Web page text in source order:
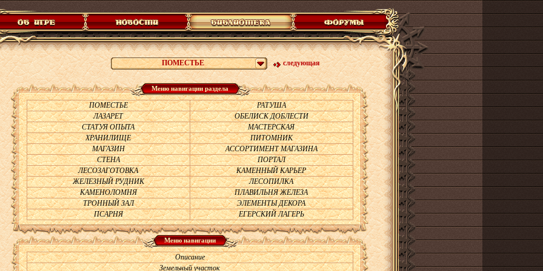
ПОМЕСТЬЕ следующая
Меню навигации раздела
ПОМЕСТЬЕ
РАТУША
ЛАЗАРЕТ
ОБЕЛИСК ДОБЛЕСТИ
СТАТУЯ ОПЫТА
МАСТЕРСКАЯ
ХРАНИЛИЩЕ
ПИТОМНИК
МАГАЗИН
АССОРТИМЕНТ МАГАЗИНА
СТЕНА
ПОРТАЛ
ЛЕСОЗАГОТОВКА
КАМЕННЫЙ КАРЬЕР
ЖЕЛЕЗНЫЙ РУДНИК
ЛЕСОПИЛКА
КАМЕНОЛОМНЯ
ПЛАВИЛЬНЯ ЖЕЛЕЗА
ТРОННЫЙ ЗАЛ
ЭЛЕМЕНТЫ ДЕКОРА
ПСАРНЯ
ЕГЕРСКИЙ ЛАГЕРЬ
Меню навигации
Описание
Земельный участок